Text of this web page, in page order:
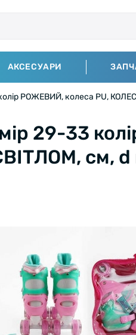
АКСЕСУАРИ
РОЖЕВИЙ, колеса PU,
29-33
см, d
ВІД 2000